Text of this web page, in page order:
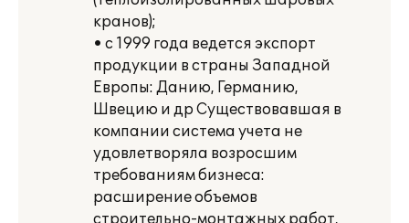
кранов);
• с 1999 года ведется экспорт
продукции в страны Западной
Европы: Данию, Германию,
Швецию и др Существовавшая в
компании система учета не
удовлетворяла возросшим
требованиям бизнеса:
расширение объемов
строительно-монтажных работ,